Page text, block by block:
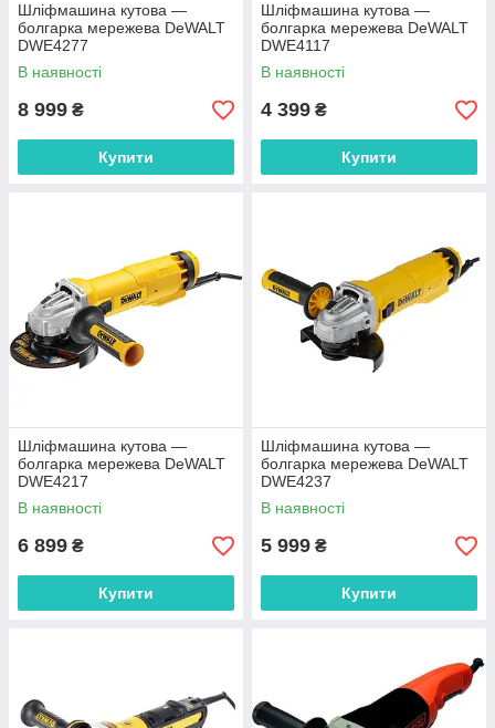
Шліфмашина кутова —
болгарка мережева DeWALT
DWE4277
В наявності
8 999 ₴
Купити
Шліфмашина кутова —
болгарка мережева DeWALT
DWE4117
В наявності
4 399 ₴
Купити
Шліфмашина кутова —
болгарка мережева DeWALT
DWE4217
В наявності
6 899 ₴
Купити
Шліфмашина кутова —
болгарка мережева DeWALT
DWE4237
В наявності
5 999 ₴
Купити